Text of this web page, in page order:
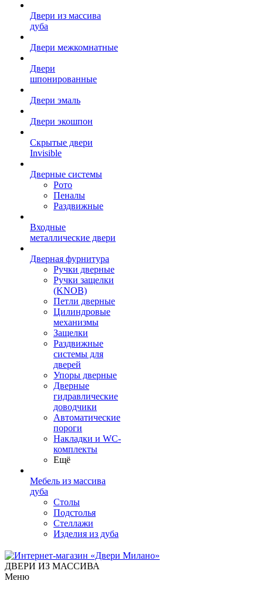
Двери из массива
дуба
Двери межкомнатные
Двери
шпонированные
Двери эмаль
Двери экошпон
Скрытые двери
Invisible
Дверные системы
Рото
Пеналы
Раздвижные
Входные
металлические двери
Дверная фурнитура
Ручки дверные
Ручки защелки
(KNOB)
Петли дверные
Цилиндровые
механизмы
Защелки
Раздвижные
системы для
дверей
Упоры дверные
Дверные
гидравлические
доводчики
Автоматические
пороги
Накладки и WC-
комплекты
Ещё
Мебель из массива
дуба
Столы
Подстолья
Стеллажи
Изделия из дуба
ДВЕРИ ИЗ МАССИВА
Меню